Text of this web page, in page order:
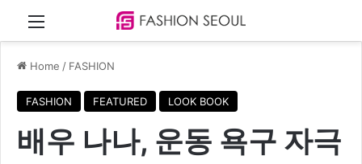
Menu
Home / FASHION
FASHION FEATURED LOOK BOOK
배우 나나, 운동 욕구 자극